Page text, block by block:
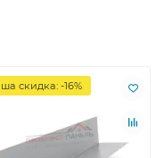
скидка: -16%